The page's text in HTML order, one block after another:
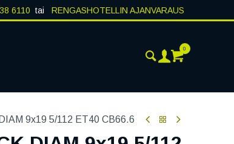
6110 tai RENGASHOTELLIN AJANVARAUS
0
9x19 5/112 ET40 CB66.6